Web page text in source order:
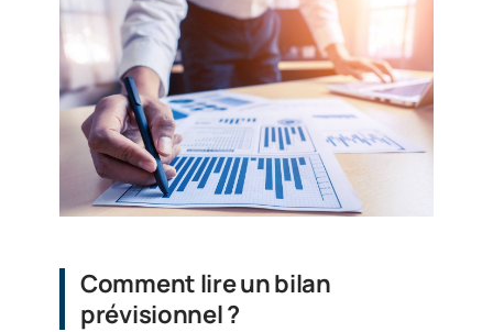
Comment lire un bilan
prévisionnel ?